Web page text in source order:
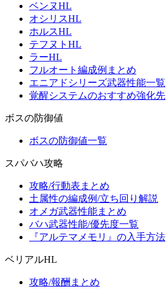
ベンヌHL
オシリスHL
ホルスHL
テフヌトHL
ラーHL
フルオート編成例まとめ
エニアドシリーズ武器性能一覧
覚醒システムのおすすめ強化先
ボスの防御値
ボスの防御値一覧
スパバハ攻略
攻略/行動表まとめ
土属性の編成例/立ち回り解説
オメガ武器性能まとめ
バハ武器性能/優先度一覧
『アルテマメモリ』の入手方法
ベリアルHL
攻略/報酬まとめ